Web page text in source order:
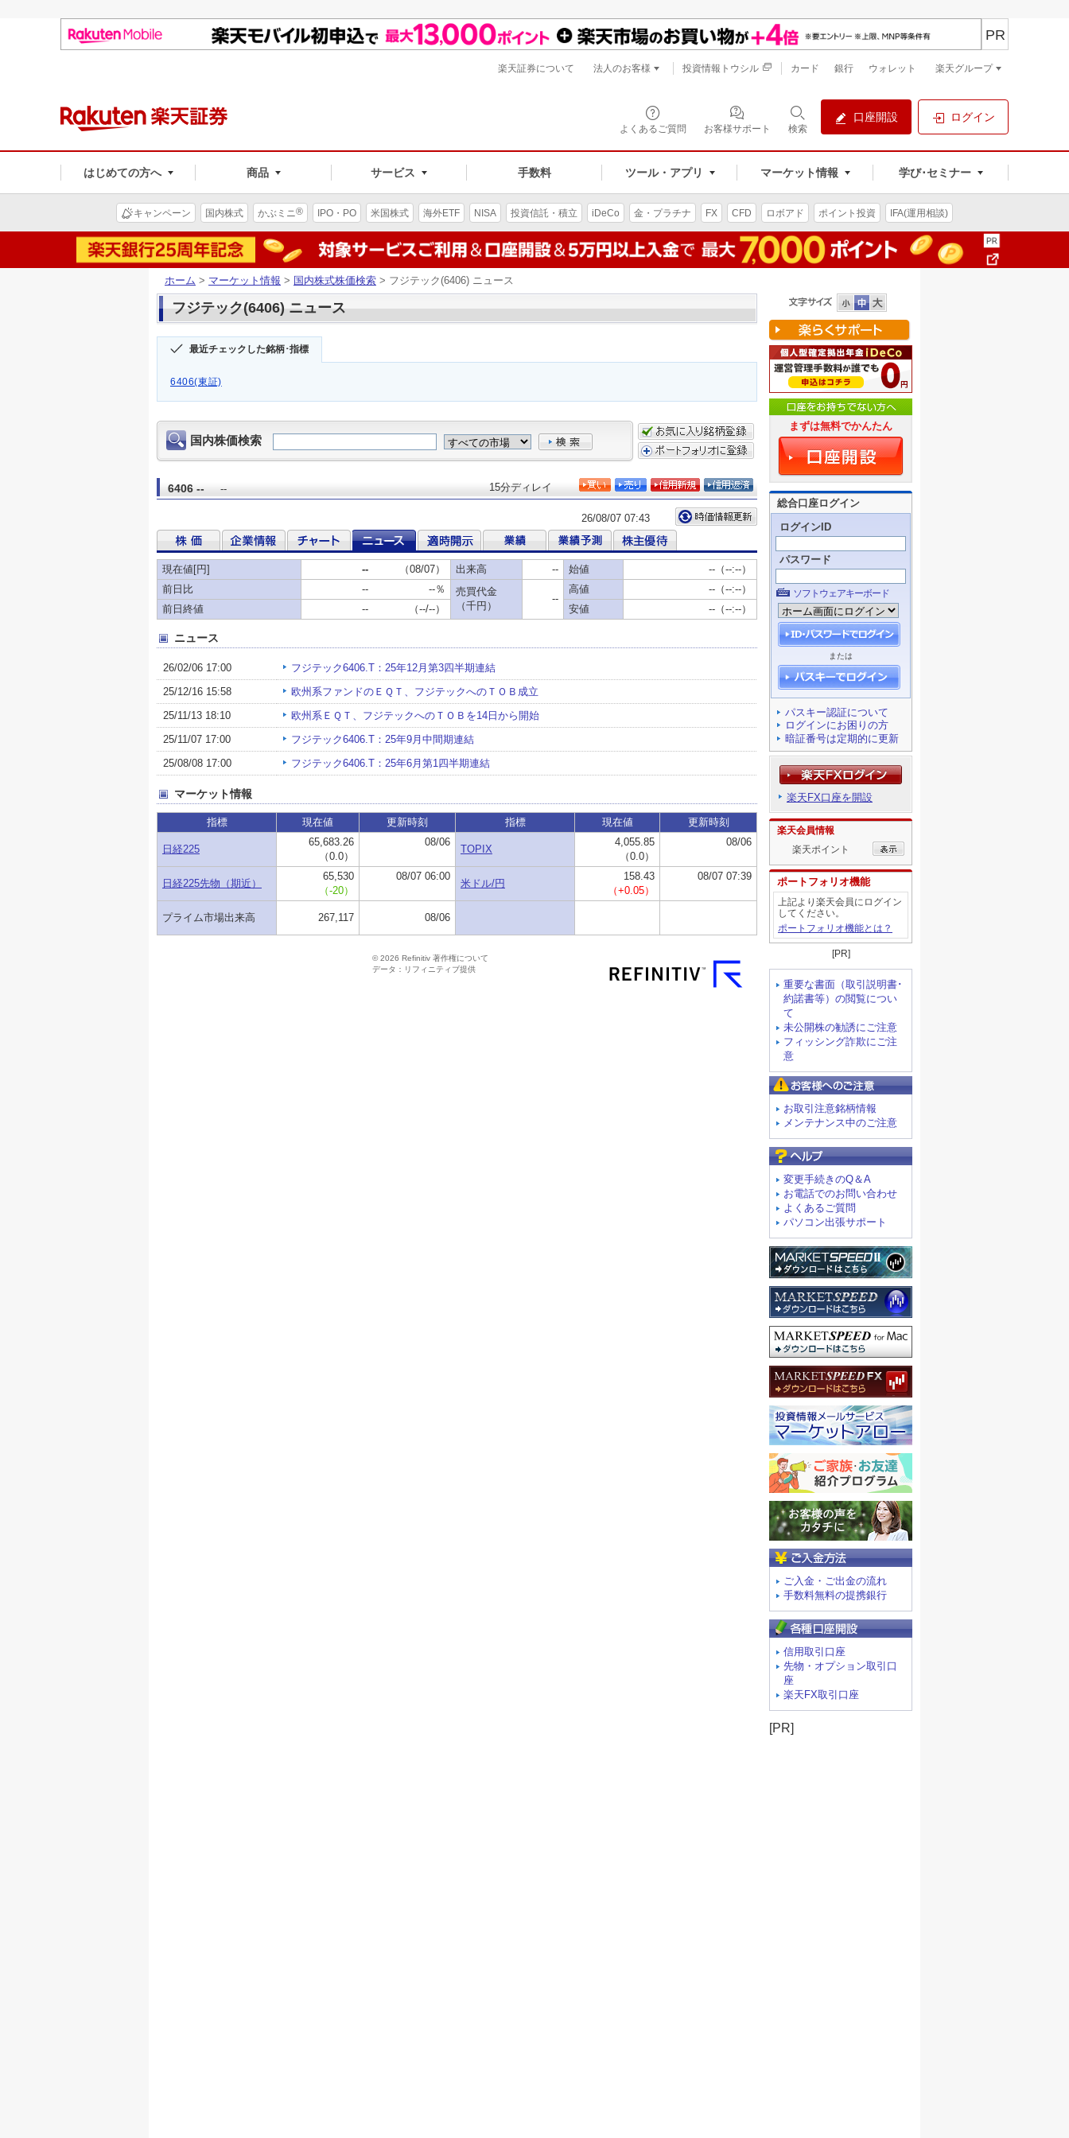
よくあるご質問 お客様サポート 検索
口座開設 ログイン
はじめての方へ 商品 サービス 手数料 ツール・アプリ マーケット情報 学び･セミナー
PR
楽天証券について 法人のお客様 投資情報トウシル カード 銀行 ウォレット 楽天グループ
キャンペーン 国内株式 かぶミニ® IPO・PO 米国株式 海外ETF NISA 投資信託・積立 iDeCo 金・プラチナ FX CFD ロボアド ポイント投資 IFA(運用相談)
ホーム > マーケット情報 > 国内株式株価検索 > フジテック(6406) ニュース
フジテック(6406) ニュース
最近チェックした銘柄･指標
6406(東証)
まずは無料でかんたん
総合口座ログイン
ログインID
パスワード
ソフトウェアキーボード
または
パスキー認証について
ログインにお困りの方
暗証番号は定期的に更新
楽天FX口座を開設
楽天会員情報
楽天ポイント
ポートフォリオ機能
上記より楽天会員にログイン
してください。
ポートフォリオ機能とは？
[PR]
重要な書面（取引説明書･
約諾書等）の閲覧につい
て
未公開株の勧誘にご注意
フィッシング詐欺にご注
意
お取引注意銘柄情報
メンテナンス中のご注意
変更手続きのQ＆A
お電話でのお問い合わせ
よくあるご質問
パソコン出張サポート
ご入金・ご出金の流れ
手数料無料の提携銀行
信用取引口座
先物・オプション取引口
座
楽天FX取引口座
[PR]